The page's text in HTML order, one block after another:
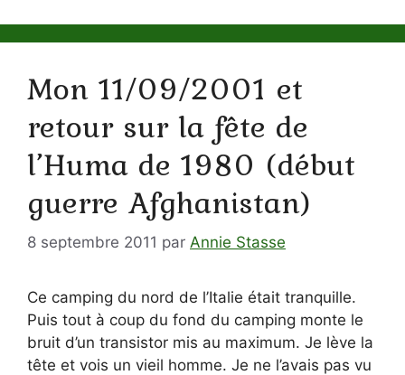
Mon 11/09/2001 et
retour sur la fête de
l’Huma de 1980 (début
guerre Afghanistan)
8 septembre 2011 par Annie Stasse
Ce camping du nord de l’Italie était tranquille.
Puis tout à coup du fond du camping monte le
bruit d’un transistor mis au maximum. Je lève la
tête et vois un vieil homme. Je ne l’avais pas vu